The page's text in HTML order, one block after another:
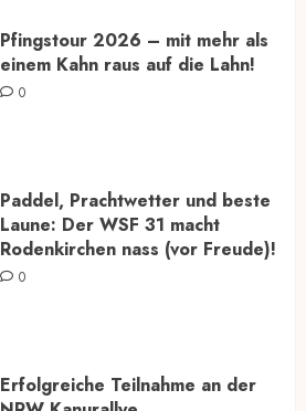
Pfingstour 2026 – mit mehr als
einem Kahn raus auf die Lahn!
0
Paddel, Prachtwetter und beste
Laune: Der WSF 31 macht
Rodenkirchen nass (vor Freude)!
0
Erfolgreiche Teilnahme an der